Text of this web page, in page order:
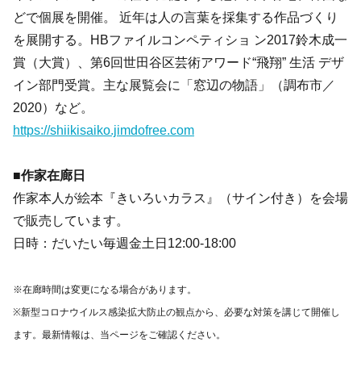
どで個展を開催。 近年は人の言葉を採集する作品づくり
を展開する。HBファイルコンペティショ ン2017鈴木成一
賞（大賞）、第6回世田谷区芸術アワード“飛翔” 生活 デザ
イン部門受賞。主な展覧会に「窓辺の物語」（調布市／
2020）など。
https://shiikisaiko.jimdofree.com
■作家在廊日
作家本人が絵本『きいろいカラス』（サイン付き）を会場
で販売しています。
日時：だいたい毎週金土日12:00-18:00
※在廊時間は変更になる場合があります。
※新型コロナウイルス感染拡大防止の観点から、必要な対策を講じて開催し
ます。最新情報は、当ページをご確認ください。